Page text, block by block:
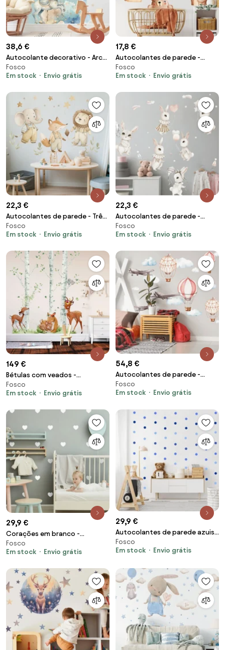
38,6 €
Autocolante decorativo - Arco
com carrossel
Fosco
Em stock
Envio grátis
17,8 €
Autocolantes de parede -
Ursos de peluche com
corações vermelhos (por cima
Fosco
Em stock
Envio grátis
22,3 €
Autocolantes de parede - Três
amigos
Fosco
Em stock
Envio grátis
22,3 €
Autocolantes de parede -
Mundo dos coelhinhos
Fosco
Em stock
Envio grátis
149 €
Bétulas com veados -
autocolante de parede
Fosco
Em stock
Envio grátis
54,8 €
Autocolantes de parede -
Aviões e balões em aguarela em
coral
Fosco
Em stock
Envio grátis
29,9 €
Corações em branco -
autocolantes de parede para
quarto de criança
Fosco
Em stock
Envio grátis
29,9 €
Autocolantes de parede azuis -
pontos
Fosco
Em stock
Envio grátis